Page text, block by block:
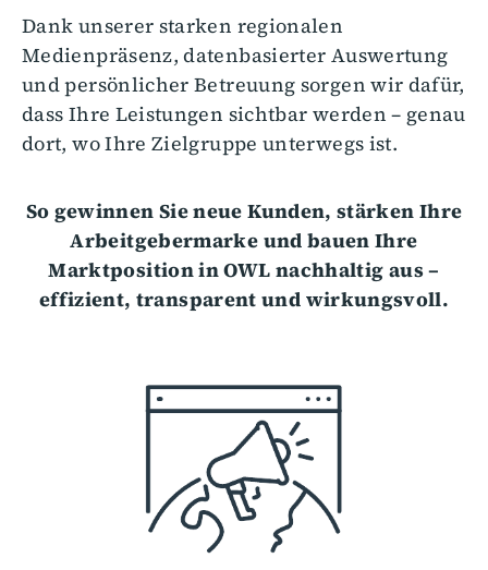
Dank unserer starken regionalen
Medienpräsenz, datenbasierter Auswertung
und persönlicher Betreuung sorgen wir dafür,
dass Ihre Leistungen sichtbar werden – genau
dort, wo Ihre Zielgruppe unterwegs ist.
So gewinnen Sie neue Kunden, stärken Ihre
Arbeitgebermarke und bauen Ihre
Marktposition in OWL nachhaltig aus –
effizient, transparent und wirkungsvoll.